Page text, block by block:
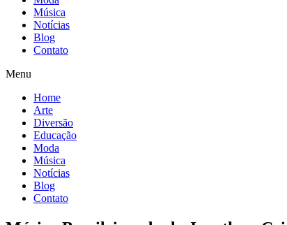
Música
Notícias
Blog
Contato
Menu
Home
Arte
Diversão
Educação
Moda
Música
Notícias
Blog
Contato